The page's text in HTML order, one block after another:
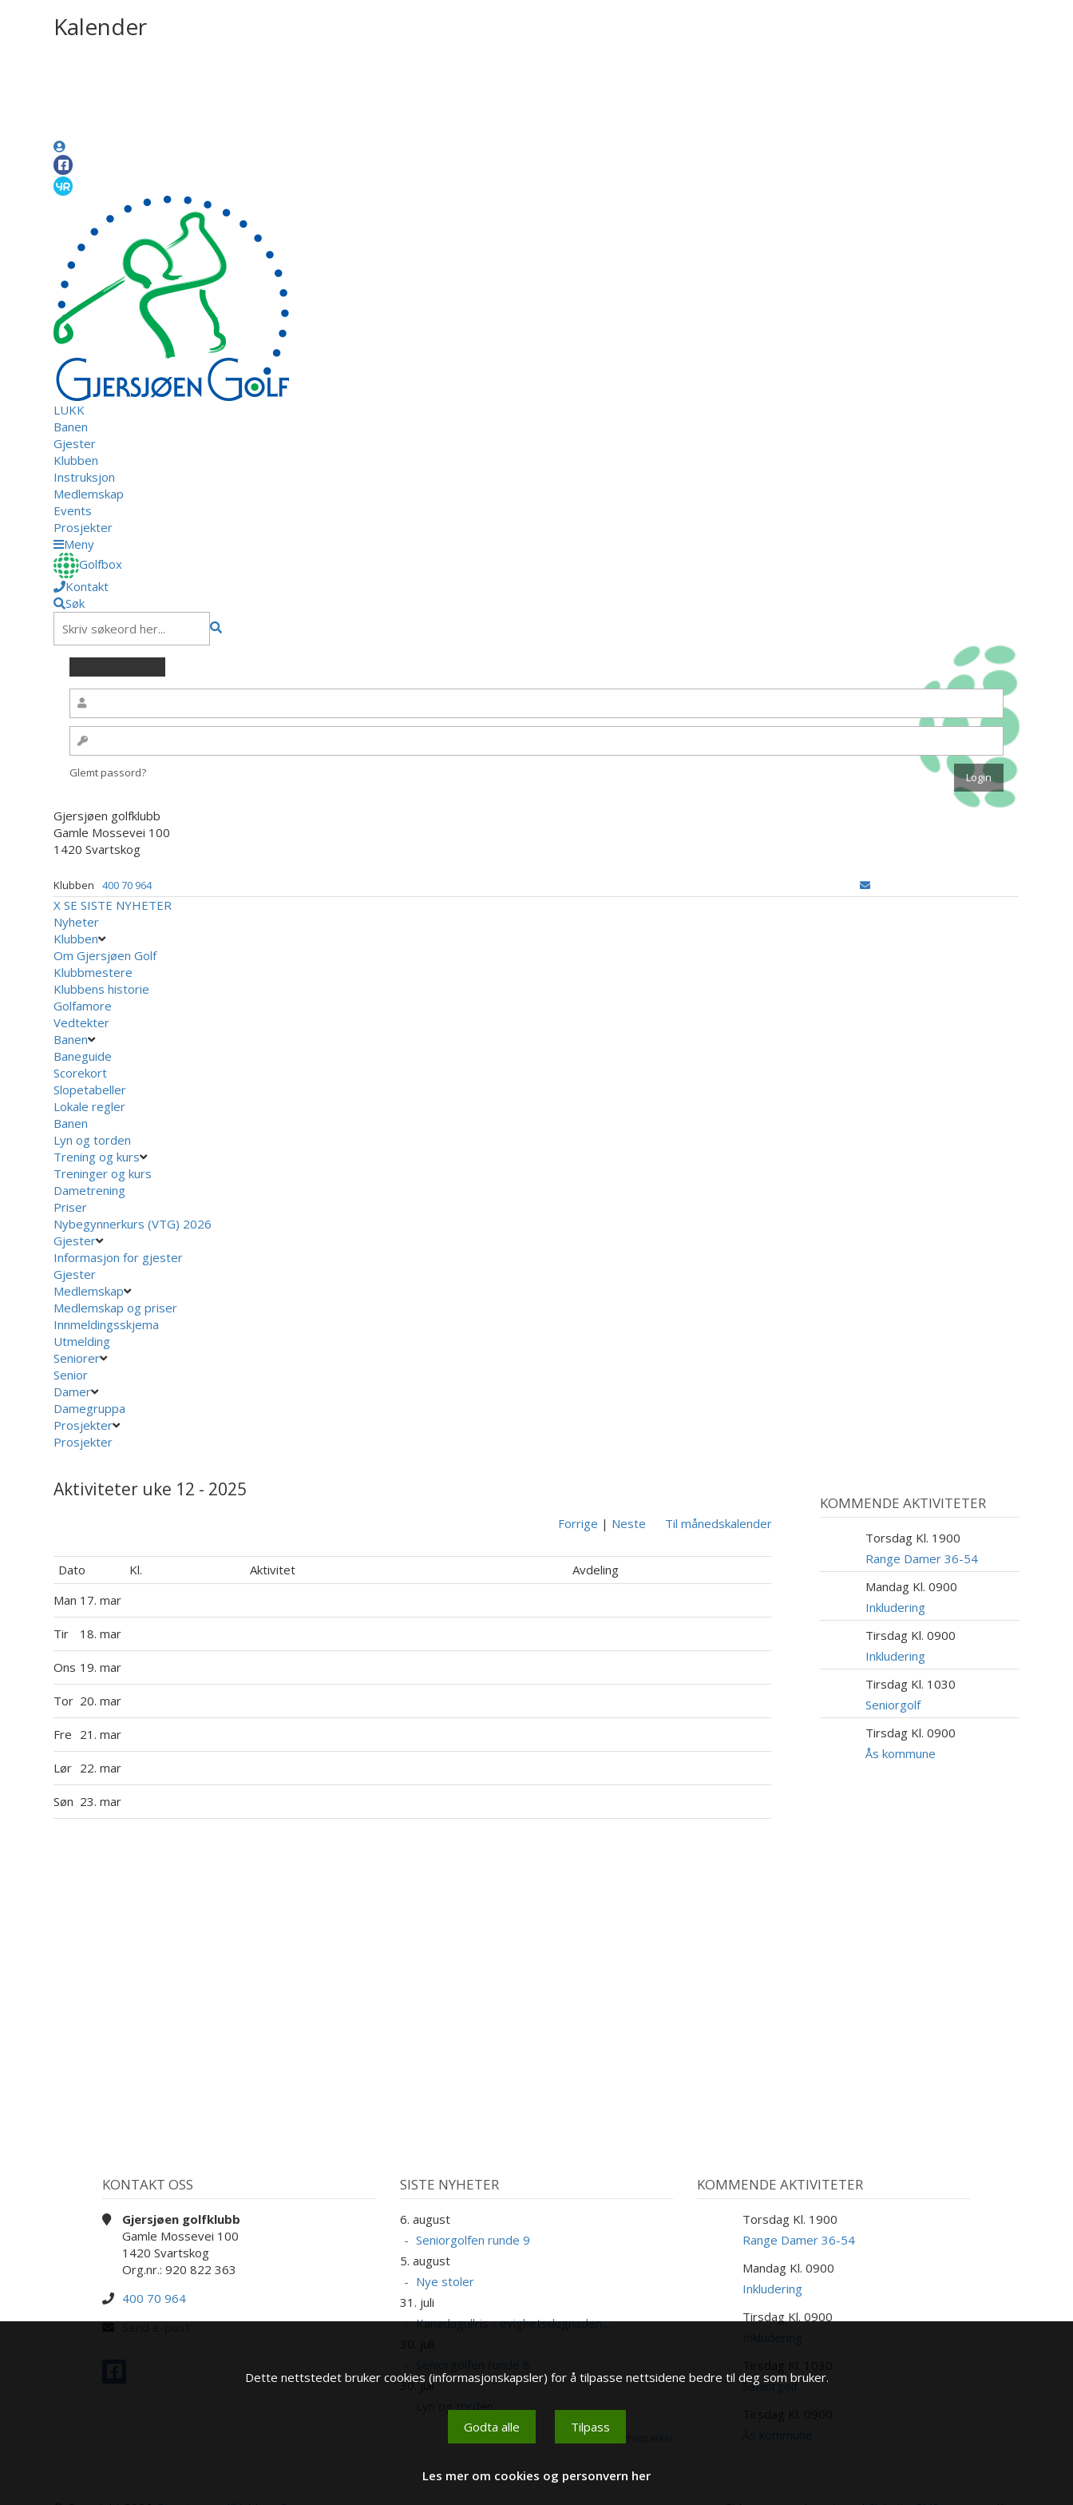
Kalender
LUKK
Banen
Gjester
Klubben
Instruksjon
Medlemskap
Events
Prosjekter
Meny
Golfbox
Kontakt
Søk
Glemt passord?
Gjersjøen golfklubb
Gamle Mossevei 100
1420 Svartskog
Klubben 400 70 964
X SE SISTE NYHETER
Nyheter
Klubben
Om Gjersjøen Golf
Klubbmestere
Klubbens historie
Golfamore
Vedtekter
Banen
Baneguide
Scorekort
Slopetabeller
Lokale regler
Banen
Lyn og torden
Trening og kurs
Treninger og kurs
Dametrening
Priser
Nybegynnerkurs (VTG) 2026
Gjester
Informasjon for gjester
Gjester
Medlemskap
Medlemskap og priser
Innmeldingsskjema
Utmelding
Seniorer
Senior
Damer
Damegruppa
Prosjekter
Prosjekter
Aktiviteter uke 12 - 2025
Forrige | Neste Til månedskalender
Dato Kl. Aktivitet
Avdeling
Man 17. mar
Tir 18. mar
Ons 19. mar
Tor 20. mar
Fre 21. mar
Lør 22. mar
Søn 23. mar
KOMMENDE AKTIVITETER
Torsdag Kl. 1900
Range Damer 36-54
Mandag Kl. 0900
Inkludering
Tirsdag Kl. 0900
Inkludering
Tirsdag Kl. 1030
Seniorgolf
Tirsdag Kl. 0900
Ås kommune
KONTAKT OSS
Gjersjøen golfklubb
Gamle Mossevei 100
1420 Svartskog
Org.nr.: 920 822 363
400 70 964
SISTE NYHETER
6. august
Seniorgolfen runde 9
5. august
Nye stoler
31. juli
Kanadagullris - evighetsdugnaden....
30. juli
Lyn og torden
KOMMENDE AKTIVITETER
Torsdag Kl. 1900
Range Damer 36-54
Mandag Kl. 0900
Inkludering
11
Tirsdag Kl. 0900
AUG
Seniorgolf
Dette nettstedet bruker cookies (informasjonskapsler) for å tilpasse nettsidene bedre til deg som bruker.
Godta alle Tilpass
Les mer om cookies og personvern her